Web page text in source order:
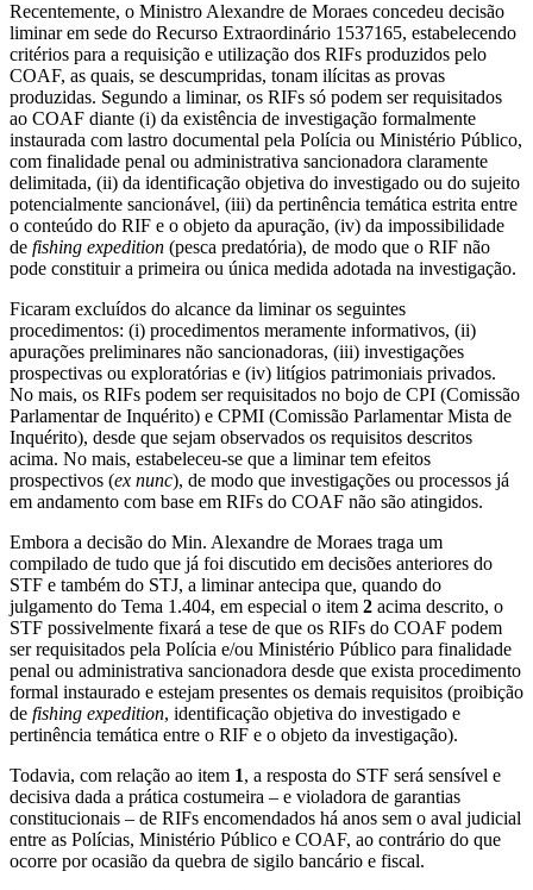
Recentemente, o Ministro Alexandre de Moraes concedeu decisão
liminar em sede do Recurso Extraordinário 1537165, estabelecendo
critérios para a requisição e utilização dos RIFs produzidos pelo
COAF, as quais, se descumpridas, tonam ilícitas as provas
produzidas. Segundo a liminar, os RIFs só podem ser requisitados
ao COAF diante (i) da existência de investigação formalmente
instaurada com lastro documental pela Polícia ou Ministério Público,
com finalidade penal ou administrativa sancionadora claramente
delimitada, (ii) da identificação objetiva do investigado ou do sujeito
potencialmente sancionável, (iii) da pertinência temática estrita entre
o conteúdo do RIF e o objeto da apuração, (iv) da impossibilidade
de fishing expedition (pesca predatória), de modo que o RIF não
pode constituir a primeira ou única medida adotada na investigação.
Ficaram excluídos do alcance da liminar os seguintes
procedimentos: (i) procedimentos meramente informativos, (ii)
apurações preliminares não sancionadoras, (iii) investigações
prospectivas ou exploratórias e (iv) litígios patrimoniais privados.
No mais, os RIFs podem ser requisitados no bojo de CPI (Comissão
Parlamentar de Inquérito) e CPMI (Comissão Parlamentar Mista de
Inquérito), desde que sejam observados os requisitos descritos
acima. No mais, estabeleceu-se que a liminar tem efeitos
prospectivos (ex nunc), de modo que investigações ou processos já
em andamento com base em RIFs do COAF não são atingidos.
Embora a decisão do Min. Alexandre de Moraes traga um
compilado de tudo que já foi discutido em decisões anteriores do
STF e também do STJ, a liminar antecipa que, quando do
julgamento do Tema 1.404, em especial o item 2 acima descrito, o
STF possivelmente fixará a tese de que os RIFs do COAF podem
ser requisitados pela Polícia e/ou Ministério Público para finalidade
penal ou administrativa sancionadora desde que exista procedimento
formal instaurado e estejam presentes os demais requisitos (proibição
de fishing expedition, identificação objetiva do investigado e
pertinência temática entre o RIF e o objeto da investigação).
Todavia, com relação ao item 1, a resposta do STF será sensível e
decisiva dada a prática costumeira – e violadora de garantias
constitucionais – de RIFs encomendados há anos sem o aval judicial
entre as Polícias, Ministério Público e COAF, ao contrário do que
ocorre por ocasião da quebra de sigilo bancário e fiscal.